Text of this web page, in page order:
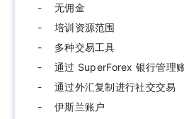
无佣金
培训资源范围
多种交易工具
通过 SuperForex 银行管理
通过外汇复制进行社交交易
伊斯兰账户